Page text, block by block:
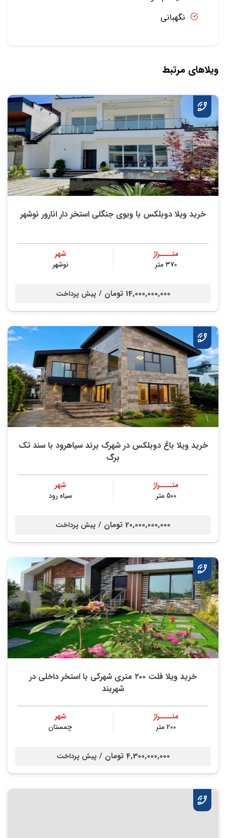
نگهبانی
ویلاهای مرتبط
خريد ویلا دوبلکس با ویوی جنگلی استخر دار انارور نوشهر
متــــراژ
370 متر
شهر
نوشهر
14,000,000,000 تومان / پیش پرداخت
خريد ویلا باغ دوبلکس در شهرک برند سیاهرود با سند تك
برگ
متــــراژ
500 متر
شهر
سیاه رود
20,000,000,000 تومان / پیش پرداخت
خريد ويلا فلت ٢٠٠ متري شهركي با استخر داخلي در
شهربند
متــــراژ
200 متر
شهر
چمستان
4,300,000,000 تومان / پیش پرداخت